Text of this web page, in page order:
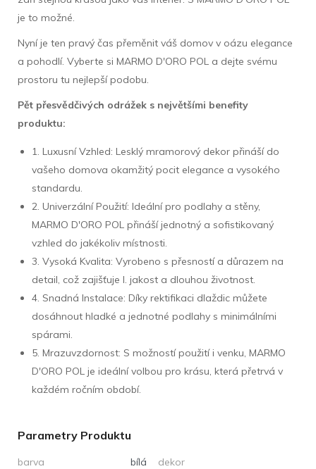
je to možné.
Nyní je ten pravý čas přeměnit váš domov v oázu elegance
a pohodlí. Vyberte si MARMO D'ORO POL a dejte svému
prostoru tu nejlepší podobu.
Pět přesvědčivých odrážek s největšími benefity
produktu:
1. Luxusní Vzhled: Lesklý mramorový dekor přináší do
vašeho domova okamžitý pocit elegance a vysokého
standardu.
2. Univerzální Použití: Ideální pro podlahy a stěny,
MARMO D'ORO POL přináší jednotný a sofistikovaný
vzhled do jakékoliv místnosti.
3. Vysoká Kvalita: Vyrobeno s přesností a důrazem na
detail, což zajišťuje I. jakost a dlouhou životnost.
4. Snadná Instalace: Díky rektifikaci dlaždic můžete
dosáhnout hladké a jednotné podlahy s minimálními
spárami.
5. Mrazuvzdornost: S možností použití i venku, MARMO
D'ORO POL je ideální volbou pro krásu, která přetrvá v
každém ročním období.
Parametry Produktu
barva bílá
dekor